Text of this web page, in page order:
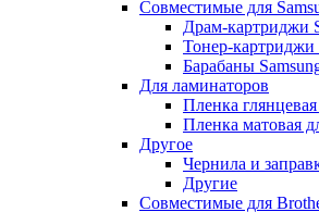
Совместимые для
Драм-картриджи
Тонер-картриджи
Барабаны
Для ламинаторов
Пленка
Пленка матовая
Другое
Чернила и
Другие
Совместимые для